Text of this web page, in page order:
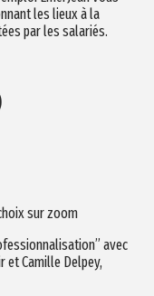
les lieux à la
par les salariés.
sur zoom
avec
et Camille Delpey,